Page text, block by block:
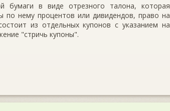
в виде отрезного талона, которая
по нему процентов или дивидендов, право на
из отдельных купонов с указанием на
"стричь купоны".